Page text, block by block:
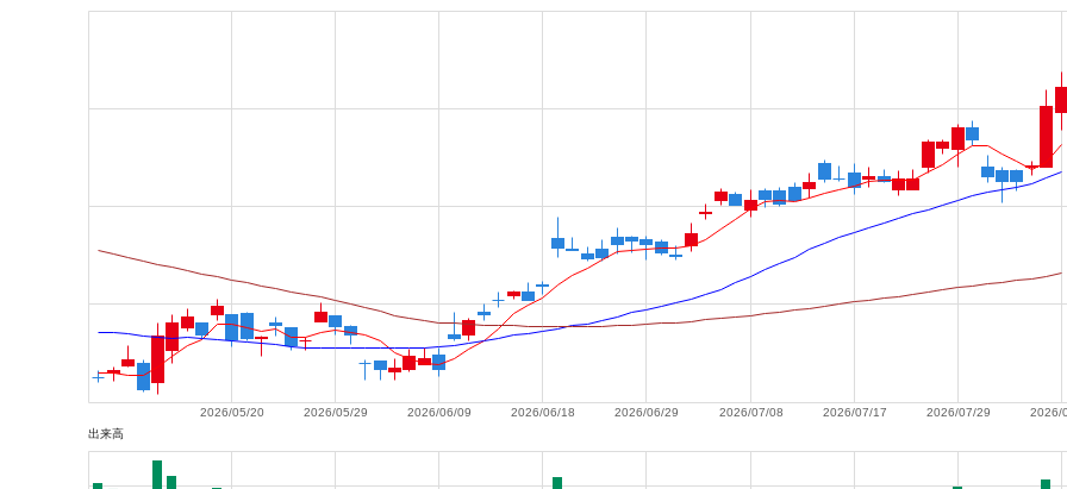
2026/
2026/07/29
2026/07/17
2026/07/08
2026/06/29
2026/06/18
2026/06/09
2026/05/29
2026/05/20
出来高